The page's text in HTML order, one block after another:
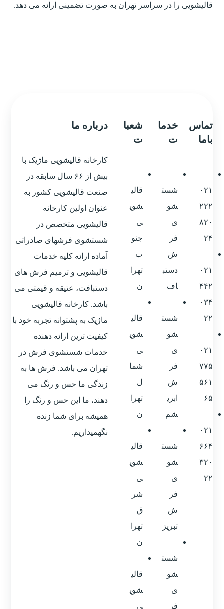
قالیشویی را در سراسر تهران به صورت تضمینی ارائه می دهد.
درباره ما
کارخانه قالیشویی ماژیک با
بیش از ۶۶ سال سابقه در
صنعت قالیشویی کشور به
عنوان اولین کارخانه
قالیشویی متخصص در
شستشوی فرشهای صادراتی
آماده ارائه کلیه خدمات
قالیشویی و ترمیم فرش های
دستبافت، عتیقه و قیمتی می
باشد. کارخانه قالیشویی
ماژیک به پشتوانه تجربه خود با
کیفیت ترین ارائه دهنده
خدمات شستشوی فرش در
تهران می باشد. فرش ها به
زندگی ما حس و رنگ می
دهند، ما این حس و رنگ را
همیشه برای شما زنده
نگهمیداریم.
شعبا
ت
قالی
شوی
ی
جنو
ب
تهرا
ن
قالی
شوی
ی
شما
ل
تهرا
ن
قالی
شوی
ی
شر
ق
تهرا
ن
قالی
شوی
ی
خدما
ت
شست
شو
ی
فر
ش
دستب
اف
شست
شو
ی
فر
ش
ابری
شم
شست
شو
ی
فر
ش
تبریز
شست
شو
ی
فر
تماس
باما
۰۲۱
۲۲۲
۸۲۰
۲۴
۰۲۱
۴۴۲
۰۳۴
۲۲
۰۲۱
۷۷۵
۵۶۱
۶۵
۰۲۱
۶۶۴
۳۲۰
۲۲